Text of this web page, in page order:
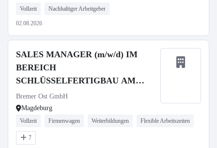
Vollzeit Nachhaltiger Arbeitgeber
02.08.2026
SALES MANAGER (m/w/d) IM
BEREICH
SCHLÜSSELFERTIGBAU AM
STANDORT MAGDEBURG
Bremer Ost GmbH
Magdeburg
Vollzeit Firmenwagen Weiterbildungen Flexible Arbeitszeiten
7